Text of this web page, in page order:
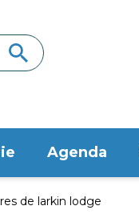
Agenda
de larkin lodge